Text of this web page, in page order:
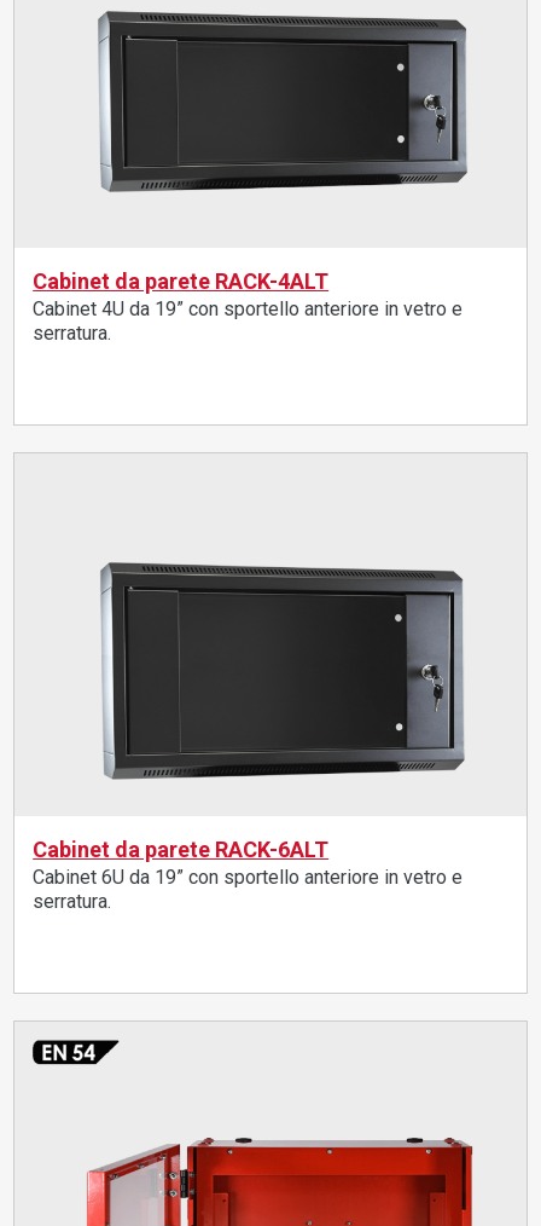
Cabinet da parete RACK-4ALT
Cabinet 4U da 19” con sportello anteriore in vetro e
serratura.
Cabinet da parete RACK-6ALT
Cabinet 6U da 19” con sportello anteriore in vetro e
serratura.